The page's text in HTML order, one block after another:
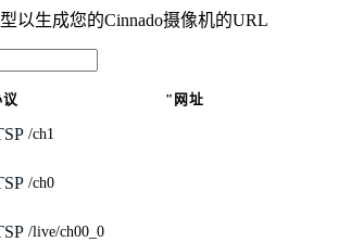
以生成您的Cinnado摄像机的URL
"网址
/ch1
/ch0
/live/ch00_0